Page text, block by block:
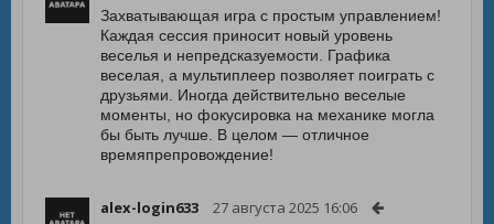
Захватывающая игра с простым управлением!
Каждая сессия приносит новый уровень
веселья и непредсказуемости. Графика
веселая, а мультиплеер позволяет поиграть с
друзьями. Иногда действительно веселые
моменты, но фокусировка на механике могла
бы быть лучше. В целом — отличное
времяпрепровождение!
alex-login633 27 августа 2025 16:06